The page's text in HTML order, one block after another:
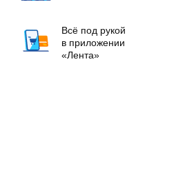
Всё под рукой
в приложении
«Лента»